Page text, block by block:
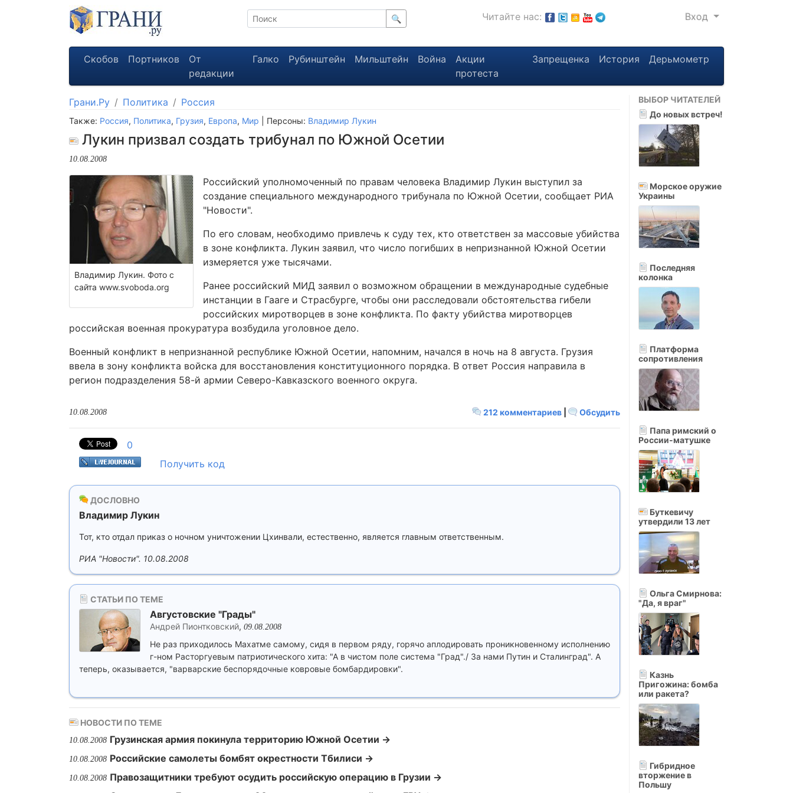
🔍 Читайте нас: Вход
Скобов Портников
От
редакции
Галко Рубинштейн Мильштейн Война
Акции
протеста
Запрещенка История Дерьмометр
Грани.Ру Политика Россия
Также: Россия, Политика, Грузия, Европа, Мир | Персоны: Владимир Лукин
Лукин призвал создать трибунал по Южной Осетии
10.08.2008
Владимир Лукин. Фото с
сайта www.svoboda.org
Российский уполномоченный по правам человека Владимир Лукин выступил за
создание специального международного трибунала по Южной Осетии, сообщает РИА
"Новости".
По его словам, необходимо привлечь к суду тех, кто ответствен за массовые убийства
в зоне конфликта. Лукин заявил, что число погибших в непризнанной Южной Осетии
измеряется уже тысячами.
Ранее российский МИД заявил о возможном обращении в международные судебные
инстанции в Гааге и Страсбурге, чтобы они расследовали обстоятельства гибели
российских миротворцев в зоне конфликта. По факту убийства миротворцев
российская военная прокуратура возбудила уголовное дело.
Военный конфликт в непризнанной республике Южной Осетии, напомним, начался в ночь на 8 августа. Грузия
ввела в зону конфликта войска для восстановления конституционного порядка. В ответ Россия направила в
регион подразделения 58-й армии Северо-Кавказского военного округа.
212 комментариев Обсудить
10.08.2008
0
Получить код
ДОСЛОВНО
Владимир Лукин
Тот, кто отдал приказ о ночном уничтожении Цхинвали, естественно, является главным ответственным.
РИА "Новости". 10.08.2008
СТАТЬИ ПО ТЕМЕ
Августовские "Грады"
Андрей Пионтковский, 09.08.2008
Не раз приходилось Махатме самому, сидя в первом ряду, горячо аплодировать проникновенному исполнению
г-ном Расторгуевым патриотического хита: "А в чистом поле система "Град"./ За нами Путин и Сталинград". А
теперь, оказывается, "варварские беспорядочные ковровые бомбардировки".
НОВОСТИ ПО ТЕМЕ
10.08.2008 Грузинская армия покинула территорию Южной Осетии →
10.08.2008 Российские самолеты бомбят окрестности Тбилиси →
10.08.2008 Правозащитники требуют осудить российскую операцию в Грузии →
ВЫБОР ЧИТАТЕЛЕЙ
До новых встреч!
Морское оружие
Украины
Последняя
колонка
Платформа
сопротивления
Папа римский о
России-матушке
Буткевичу
утвердили 13 лет
Ольга Смирнова:
"Да, я враг"
Казнь
Пригожина: бомба
или ракета?
Гибридное
вторжение в
Польшу